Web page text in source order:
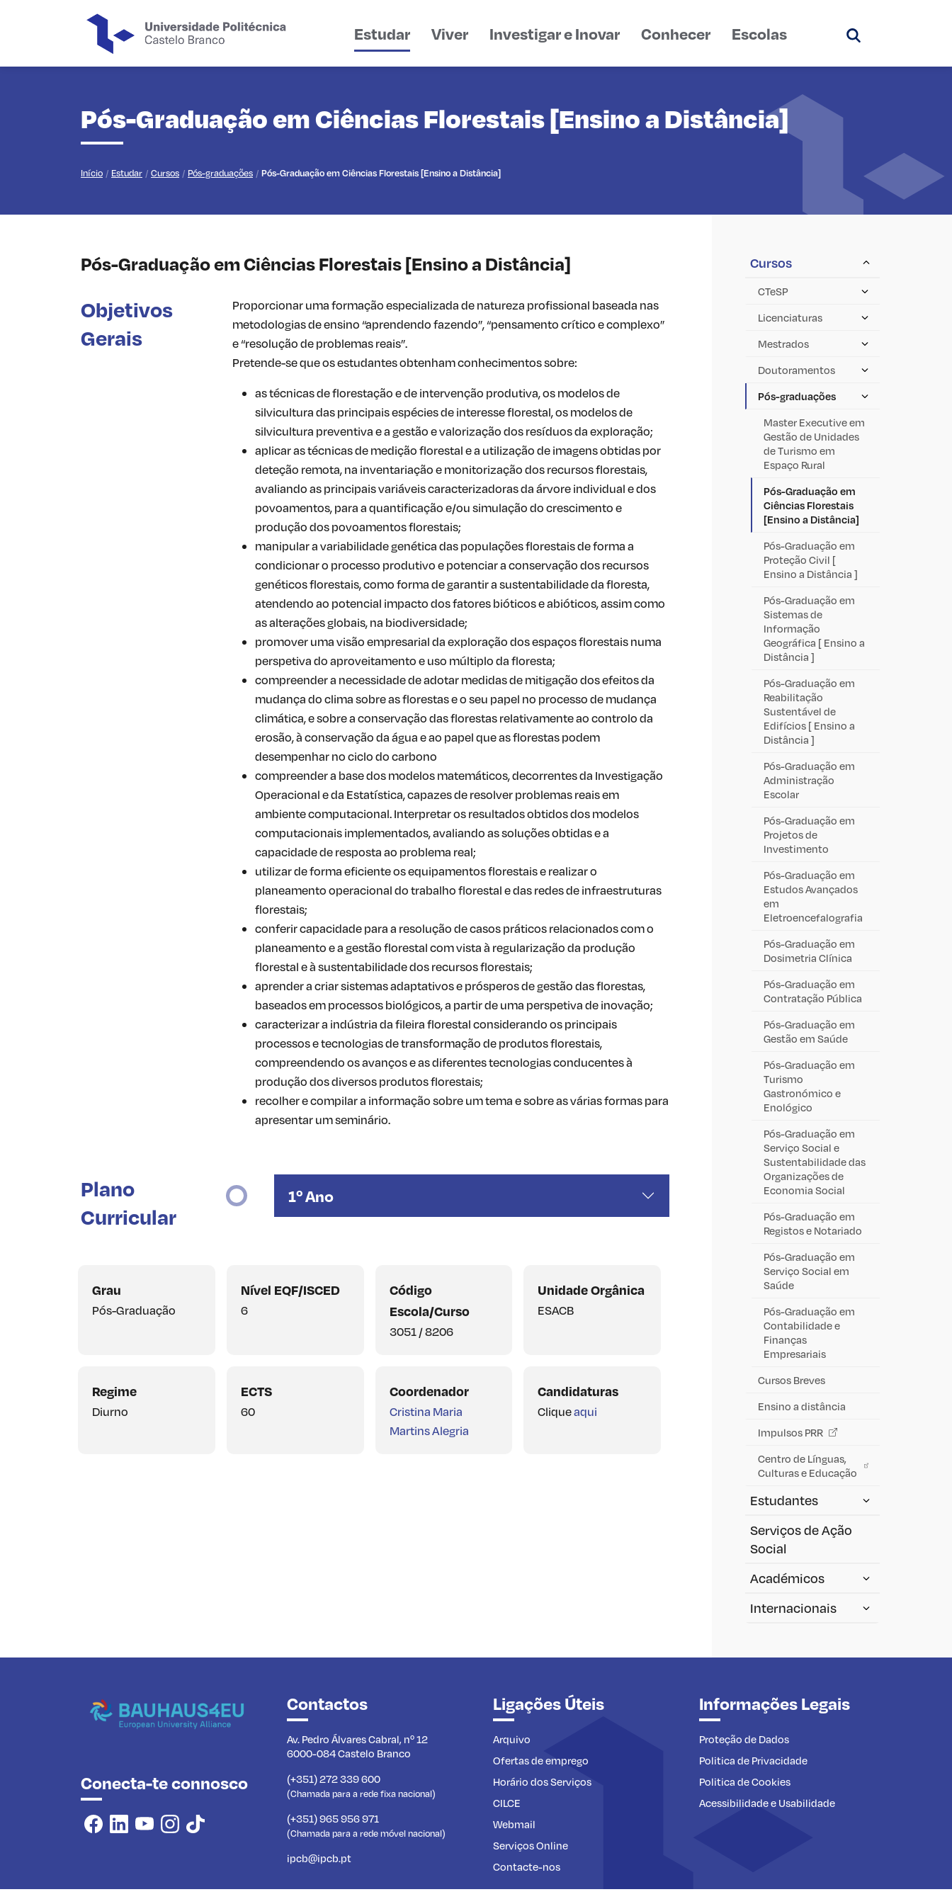
Estudar Viver Investigar e Inovar Conhecer
Escolas
Pós-Graduação em Ciências Florestais [Ensino a Distância]
Início Estudar Cursos Pós-graduações Pós-Graduação em Ciências Florestais [Ensino a Distância]
Pós-Graduação em Ciências Florestais [Ensino a Distância]
Objetivos
Gerais
Proporcionar uma formação especializada de natureza profissional baseada nas
metodologias de ensino “aprendendo fazendo”, “pensamento crítico e complexo”
e “resolução de problemas reais”.
Pretende-se que os estudantes obtenham conhecimentos sobre:
as técnicas de florestação e de intervenção produtiva, os modelos de
silvicultura das principais espécies de interesse florestal, os modelos de
silvicultura preventiva e a gestão e valorização dos resíduos da exploração;
aplicar as técnicas de medição florestal e a utilização de imagens obtidas por
deteção remota, na inventariação e monitorização dos recursos florestais,
avaliando as principais variáveis caracterizadoras da árvore individual e dos
povoamentos, para a quantificação e/ou simulação do crescimento e
produção dos povoamentos florestais;
manipular a variabilidade genética das populações florestais de forma a
condicionar o processo produtivo e potenciar a conservação dos recursos
genéticos florestais, como forma de garantir a sustentabilidade da floresta,
atendendo ao potencial impacto dos fatores bióticos e abióticos, assim como
as alterações globais, na biodiversidade;
promover uma visão empresarial da exploração dos espaços florestais numa
perspetiva do aproveitamento e uso múltiplo da floresta;
compreender a necessidade de adotar medidas de mitigação dos efeitos da
mudança do clima sobre as florestas e o seu papel no processo de mudança
climática, e sobre a conservação das florestas relativamente ao controlo da
erosão, à conservação da água e ao papel que as florestas podem
desempenhar no ciclo do carbono
compreender a base dos modelos matemáticos, decorrentes da Investigação
Operacional e da Estatística, capazes de resolver problemas reais em
ambiente computacional. Interpretar os resultados obtidos dos modelos
computacionais implementados, avaliando as soluções obtidas e a
capacidade de resposta ao problema real;
utilizar de forma eficiente os equipamentos florestais e realizar o
planeamento operacional do trabalho florestal e das redes de infraestruturas
florestais;
conferir capacidade para a resolução de casos práticos relacionados com o
planeamento e a gestão florestal com vista à regularização da produção
florestal e à sustentabilidade dos recursos florestais;
aprender a criar sistemas adaptativos e prósperos de gestão das florestas,
baseados em processos biológicos, a partir de uma perspetiva de inovação;
caracterizar a indústria da fileira florestal considerando os principais
processos e tecnologias de transformação de produtos florestais,
compreendendo os avanços e as diferentes tecnologias conducentes à
produção dos diversos produtos florestais;
recolher e compilar a informação sobre um tema e sobre as várias formas para
apresentar um seminário.
Plano
Curricular
1º Ano
Grau
Pós-Graduação
Nível EQF/ISCED
6
Código
Escola/Curso
3051 / 8206
Unidade Orgânica
ESACB
Regime
Diurno
ECTS
60
Coordenador
Cristina Maria
Martins Alegria
Candidaturas
Cliqueaqui
Cursos
CTeSP
Licenciaturas
Mestrados
Doutoramentos
Pós-graduações
Master Executive em
Gestão de Unidades
de Turismo em
Espaço Rural
Pós-Graduação em
Ciências Florestais
[Ensino a Distância]
Pós-Graduação em
Proteção Civil [
Ensino a Distância ]
Pós-Graduação em
Sistemas de
Informação
Geográfica [ Ensino a
Distância ]
Pós-Graduação em
Reabilitação
Sustentável de
Edifícios [ Ensino a
Distância ]
Pós-Graduação em
Administração
Escolar
Pós-Graduação em
Projetos de
Investimento
Pós-Graduação em
Estudos Avançados
em
Eletroencefalografia
Pós-Graduação em
Dosimetria Clínica
Pós-Graduação em
Contratação Pública
Pós-Graduação em
Gestão em Saúde
Pós-Graduação em
Turismo
Gastronómico e
Enológico
Pós-Graduação em
Serviço Social e
Sustentabilidade das
Organizações de
Economia Social
Pós-Graduação em
Registos e Notariado
Pós-Graduação em
Serviço Social em
Saúde
Pós-Graduação em
Contabilidade e
Finanças
Empresariais
Cursos Breves
Ensino a distância
Impulsos PRR
Centro de Línguas,
Culturas e Educação
Estudantes
Serviços de Ação
Social
Académicos
Internacionais
Conecta-te connosco
Contactos
Av. Pedro Álvares Cabral, nº 12
6000-084 Castelo Branco
(+351) 272 339 600
(Chamada para a rede fixa nacional)
(+351) 965 956 971
(Chamada para a rede móvel nacional)
ipcb@ipcb.pt
Ligações Úteis
Arquivo
Ofertas de emprego
Horário dos Serviços
CILCE
Webmail
Serviços Online
Contacte-nos
Informações Legais
Proteção de Dados
Politica de Privacidade
Politica de Cookies
Acessibilidade e Usabilidade